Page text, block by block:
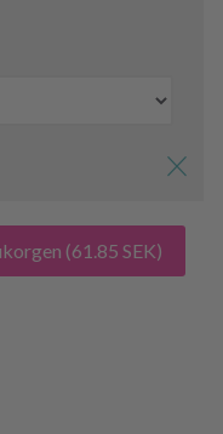
(61.85 SEK)